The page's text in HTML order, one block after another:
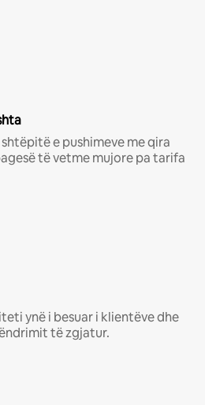
e pushimeve me qira
të vetme mujore pa tarifa
ynë i besuar i klientëve dhe
të zgjatur.